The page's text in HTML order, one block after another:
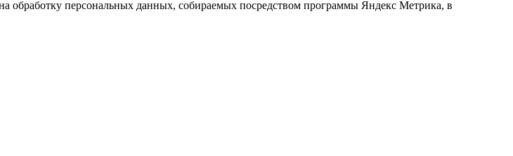
обработку персональных данных, собираемых посредством программы Яндекс Метрика, в